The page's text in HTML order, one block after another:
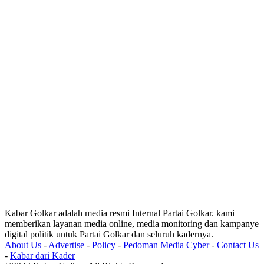
Kabar Golkar adalah media resmi Internal Partai Golkar. kami
memberikan layanan media online, media monitoring dan kampanye
digital politik untuk Partai Golkar dan seluruh kadernya.
About Us - Advertise - Policy - Pedoman Media Cyber- Contact Us
- Kabar dari Kader